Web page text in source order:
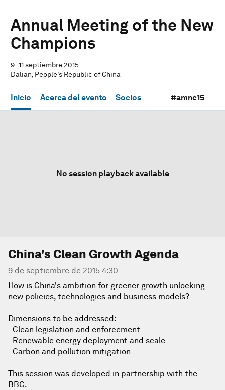
Annual Meeting of the New
Champions
9–11 septiembre 2015
Dalian, People's Republic of China
Inicio Acerca del evento Socios #amnc15
No session playback available
China's Clean Growth Agenda
9 de septiembre de 2015 4:30
How is China's ambition for greener growth unlocking
new policies, technologies and business models?
Dimensions to be addressed:
- Clean legislation and enforcement
- Renewable energy deployment and scale
- Carbon and pollution mitigation
This session was developed in partnership with the
BBC.